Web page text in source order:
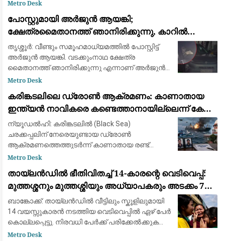
Metro Desk
പോസ്റ്റുമായി അർജുൻ ആയങ്കി;
ക്ഷേത്രമൈതാനത്ത് ഞാനിരിക്കുന്നു, കാറിൽ
പാലിയേക്കര ടോൾ പ്ലാസ കടക്കുന്ന ദൃശ്യം
പുറത്ത്: സഹോദരനും ഭാര്യയും കസ്റ്റഡിയിൽ
തൃശ്ശൂർ: വീണ്ടും സമൂഹമാധ്യമത്തിൽ പോസ്റ്റിട്ട്
അർജുൻ ആയങ്കി. വടക്കുംനാഥ ക്ഷേത്ര
മൈതാനത്ത് ഞാനിരിക്കുന്നു എന്നാണ് അർജുൻ
ആയങ്കി സമൂഹമാധ്യമത്തിൽ പോസ്റ്റ്
കാറിൽ പാല
Metro Desk
കരിങ്കടലിലെ ഡ്രോൺ ആക്രമണം: കാണാതായ
ഇന്ത്യൻ നാവികരെ കണ്ടെത്താനായില്ലെന്ന് കേന്ദ്ര
സർക്കാർ
ന്യൂഡൽഹി: കരിങ്കടലിൽ (Black Sea)
ചരക്കപ്പലിന് നേരെയുണ്ടായ ഡ്രോൺ
ആക്രമണത്തെത്തുടർന്ന് കാണാതായ രണ്ട്
ഇന്ത്യൻ നാവികരെ കണ്ടെത്താൻ
കോടതിയെ അറിയിച്ചു. വിപുലമായ തിരച
Metro Desk
തായ്‌ലൻഡിൽ ഭീതിവിതച്ച് 14-കാരന്റെ വെടിവെപ്പ്:
മുത്തശ്ശനും മുത്തശ്ശിയും അധ്യാപകരും അടക്കം 7
പേർ കൊല്ലപ്പെട്ടു
ബാങ്കോക്ക്: തായ്‌ലൻഡിൽ വീട്ടിലും സ്കൂളിലുമായി
14 വയസ്സുകാരൻ നടത്തിയ വെടിവെപ്പിൽ ഏഴ് പേർ
കൊല്ലപ്പെട്ടു. നിരവധി പേർക്ക് പരിക്കേൽക്കുകയും
ചെയ്തു. വെള്ളിയാഴ്ച രാവിലെ ബാങ്കോക്കിന്
Metro Desk